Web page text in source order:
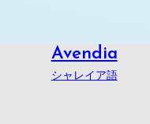
Avendia
シャレイア語